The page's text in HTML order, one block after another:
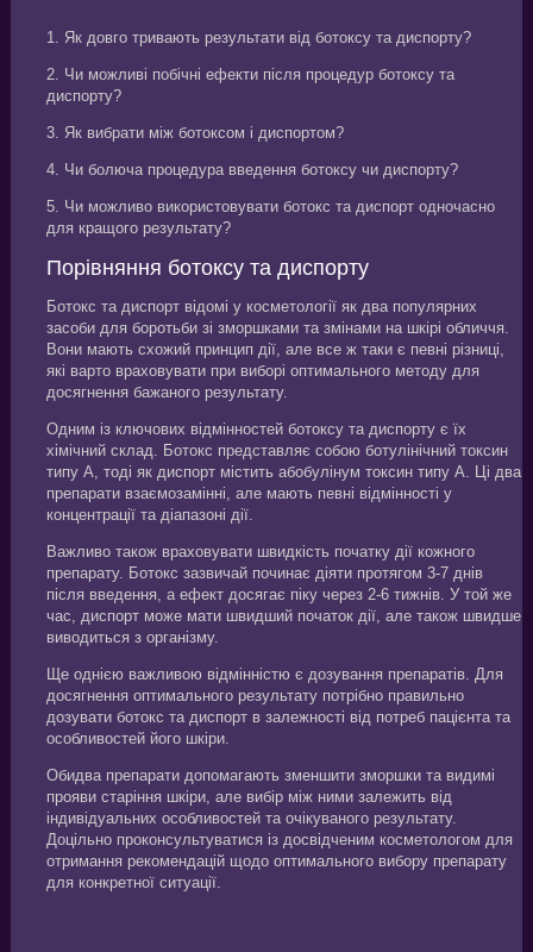
1. Як довго тривають результати від ботоксу та диспорту?
2. Чи можливі побічні ефекти після процедур ботоксу та
диспорту?
3. Як вибрати між ботоксом і диспортом?
4. Чи болюча процедура введення ботоксу чи диспорту?
5. Чи можливо використовувати ботокс та диспорт одночасно
для кращого результату?
Порівняння ботоксу та диспорту
Ботокс та диспорт відомі у косметології як два популярних
засоби для боротьби зі зморшками та змінами на шкірі обличчя.
Вони мають схожий принцип дії, але все ж таки є певні різниці,
які варто враховувати при виборі оптимального методу для
досягнення бажаного результату.
Одним із ключових відмінностей ботоксу та диспорту є їх
хімічний склад. Ботокс представляє собою ботулінічний токсин
типу А, тоді як диспорт містить абобулінум токсин типу А. Ці два
препарати взаємозамінні, але мають певні відмінності у
концентрації та діапазоні дії.
Важливо також враховувати швидкість початку дії кожного
препарату. Ботокс зазвичай починає діяти протягом 3-7 днів
після введення, а ефект досягає піку через 2-6 тижнів. У той же
час, диспорт може мати швидший початок дії, але також швидше
виводиться з організму.
Ще однією важливою відмінністю є дозування препаратів. Для
досягнення оптимального результату потрібно правильно
дозувати ботокс та диспорт в залежності від потреб пацієнта та
особливостей його шкіри.
Обидва препарати допомагають зменшити зморшки та видимі
прояви старіння шкіри, але вибір між ними залежить від
індивідуальних особливостей та очікуваного результату.
Доцільно проконсультуватися із досвідченим косметологом для
отримання рекомендацій щодо оптимального вибору препарату
для конкретної ситуації.